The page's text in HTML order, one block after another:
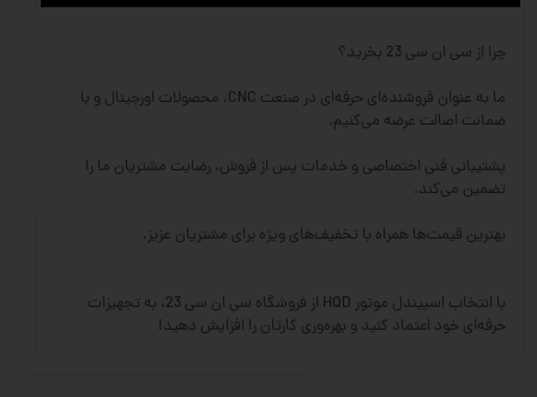
چرا از سی ان سی 23 بخرید؟
ما به عنوان فروشنده‌ای حرفه‌ای در صنعت CNC، محصولات اورجینال و با
ضمانت اصالت عرضه می‌کنیم.
پشتیبانی فنی اختصاصی و خدمات پس از فروش، رضایت مشتریان ما را
تضمین می‌کند.
بهترین قیمت‌ها همراه با تخفیف‌های ویژه برای مشتریان عزیز.
با انتخاب اسپیندل موتور HQD از فروشگاه سی ان سی 23، به تجهیزات
حرفه‌ای خود اعتماد کنید و بهره‌وری کارتان را افزایش دهید!